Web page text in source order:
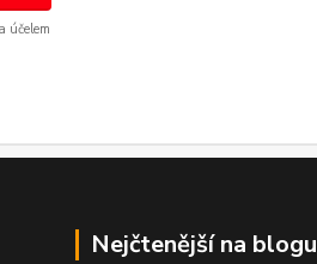
účelem
Nejčtenější na blogu